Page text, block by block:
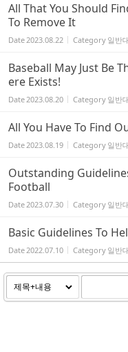
All That You Should
To Remove It
Date2023.08.22 Category 일반
Baseball May Just Be
ere Exists!
Date2023.08.20 Category 일반
All You Have To Find
Date2023.08.19 Category 일반
Outstanding
Football
Date2023.07.30 Category 일반
Basic Guidelines To
Date2022.07.10 Category 일반